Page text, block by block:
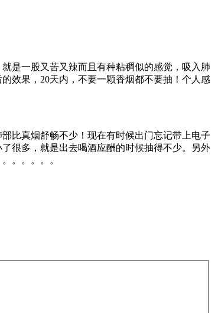
是一股又苦又辣而且有种粘稠似的感觉，吸入肺
效果，20天内，不要一颗香烟都不要抽！个人感
比真烟舒畅不少！现在有时候出门忘记带上电子
很多，就是出去喝酒应酬的时候抽得不少。另外
。。。。。